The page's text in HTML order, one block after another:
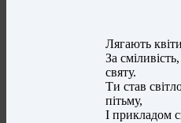
Лягають
За
святу.
Ти став
пітьму,
І прикладом